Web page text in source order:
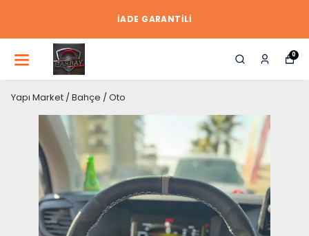
İADE GARANTİLİ
0
Yapı Market / Bahçe / Oto